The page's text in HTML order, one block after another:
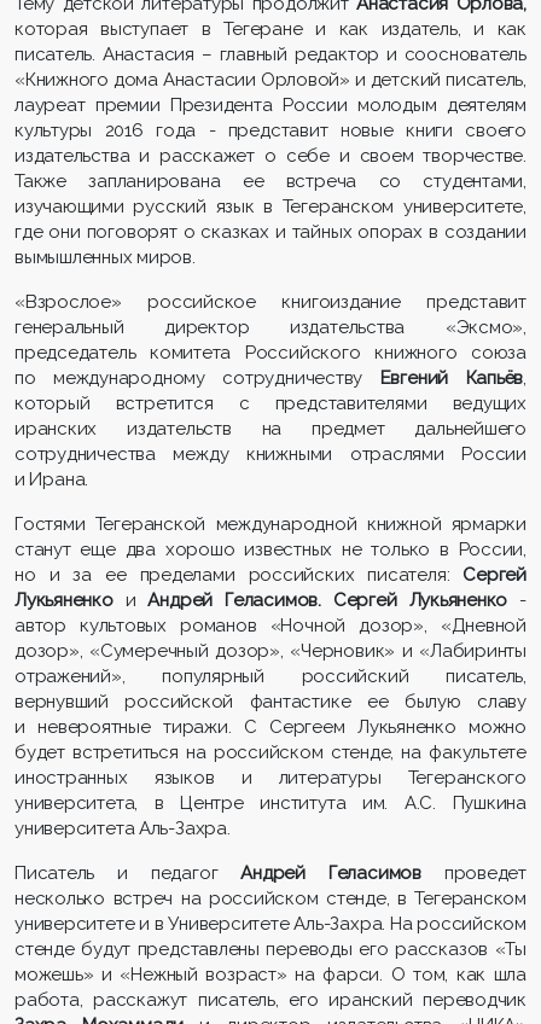
которая выступает в Тегеране и как издатель, и как
писатель. Анастасия – главный редактор и сооснователь
«Книжного дома Анастасии Орловой» и детский писатель,
лауреат премии Президента России молодым деятелям
культуры 2016 года - представит новые книги своего
издательства и расскажет о себе и своем творчестве.
Также запланирована ее встреча со студентами,
изучающими русский язык в Тегеранском университете,
где они поговорят о сказках и тайных опорах в создании
вымышленных миров.
«Взрослое» российское книгоиздание представит
генеральный директор издательства «Эксмо»,
председатель комитета Российского книжного союза
по международному сотрудничеству
Евгений Капьёв,
который встретится с представителями ведущих
иранских издательств на предмет дальнейшего
сотрудничества между книжными отраслями России
и Ирана.
Гостями Тегеранской международной книжной ярмарки
станут еще два хорошо известных не только в России,
но и за ее пределами российских писателя: Сергей
ЛукьяненкоиАндрей Геласимов. Сергей Лукьяненко -
автор культовых романов «Ночной дозор», «Дневной
дозор», «Сумеречный дозор», «Черновик» и «Лабиринты
отражений», популярный российский писатель,
вернувший российской фантастике ее былую славу
и невероятные тиражи. С Сергеем Лукьяненко можно
будет встретиться на российском стенде, на факультете
иностранных языков и литературы Тегеранского
университета, в Центре института им. А.С. Пушкина
университета Аль-Захра.
Писатель и педагогАндрей Геласимовпроведет
несколько встреч на российском стенде, в Тегеранском
университете и в Университете Аль-Захра. На российском
стенде будут представлены переводы его рассказов «Ты
можешь» и «Нежный возраст» на фарси. О том, как шла
работа, расскажут писатель, его иранский переводчик